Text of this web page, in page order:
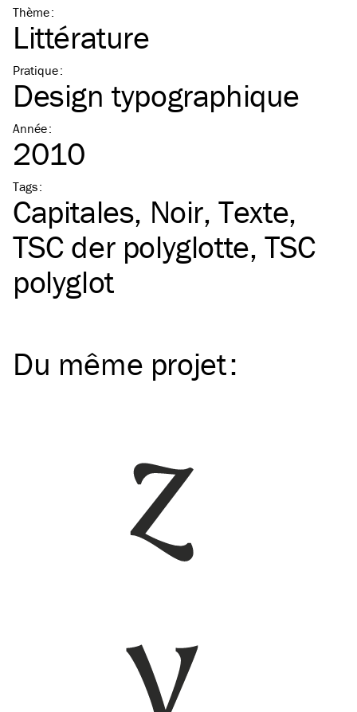
Thème:
Littérature
Pratique:
Design typographique
Année:
2010
Tags:
Capitales Noir Texte
TSCder polyglotte TSC
polyglot
Du même projet: